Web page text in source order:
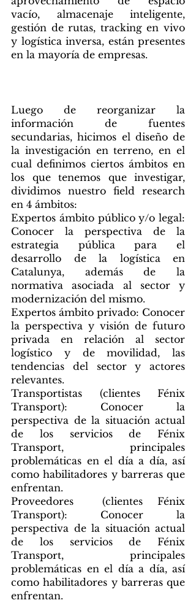
vacío, almacenaje inteligente,
gestión de rutas, tracking en vivo
y logística inversa, están presentes
en la mayoría de empresas.
Luego de reorganizar la
información de fuentes
secundarias, hicimos el diseño de
la investigación en terreno, en el
cual definimos ciertos ámbitos en
los que tenemos que investigar,
dividimos nuestro field research
en 4 ámbitos:
Expertos ámbito público y/o legal:
Conocer la perspectiva de la
estrategia pública para el
desarrollo de la logística en
Catalunya, además de la
normativa asociada al sector y
modernización del mismo.
Expertos ámbito privado: Conocer
la perspectiva y visión de futuro
privada en relación al sector
logístico y de movilidad, las
tendencias del sector y actores
relevantes.
Transportistas (clientes Fénix
Transport): Conocer la
perspectiva de la situación actual
de los servicios de Fénix
Transport, principales
problemáticas en el día a día, así
como habilitadores y barreras que
enfrentan.
Proveedores  (clientes Fénix
Transport): Conocer la
perspectiva de la situación actual
de los servicios de Fénix
Transport, principales
problemáticas en el día a día, así
como habilitadores y barreras que
enfrentan.